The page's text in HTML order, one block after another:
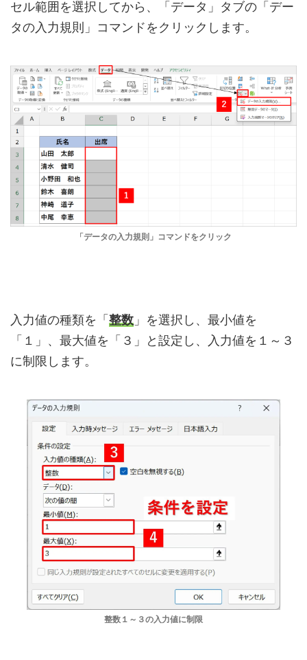
セル範囲を選択してから、「データ」タブの「デー
タの入力規則」コマンドをクリックします。
「データの入力規則」コマンドをクリック
入力値の種類を「整数 」を選択し、最小値を
「１」、最大値を「３」と設定し、入力値を１～３
に制限します。
整数１～３の入力値に制限